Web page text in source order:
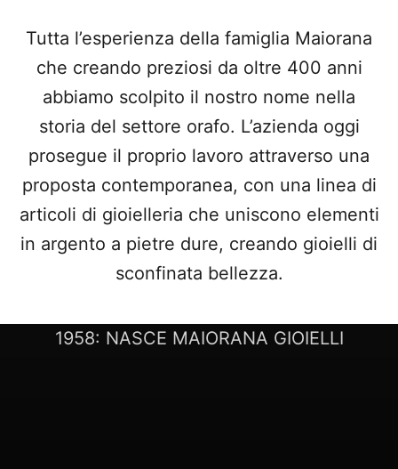
Tutta l’esperienza della famiglia Maiorana
che creando preziosi da oltre 400 anni
abbiamo scolpito il nostro nome nella
storia del settore orafo. L’azienda oggi
prosegue il proprio lavoro attraverso una
proposta contemporanea, con una linea di
articoli di gioielleria che uniscono elementi
in argento a pietre dure, creando gioielli di
sconfinata bellezza.
1958: NASCE MAIORANA GIOIELLI